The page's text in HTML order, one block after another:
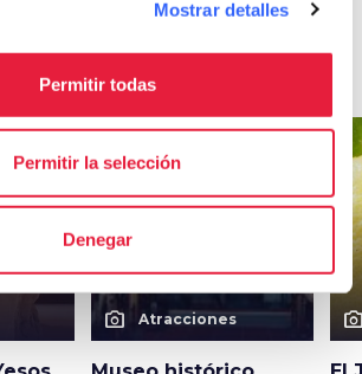
Mostrar detalles
Permitir todas
Permitir la selección
Denegar
en Pescia
photo_camera Atracciones